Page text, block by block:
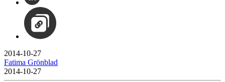
2014-10-27
Fatima Grönblad
2014-10-27